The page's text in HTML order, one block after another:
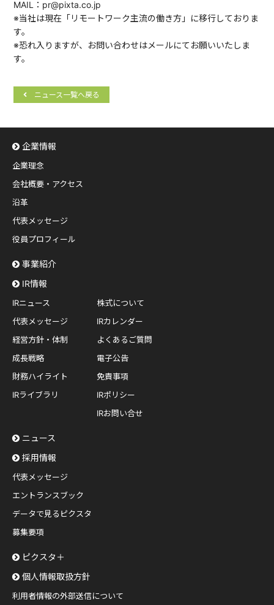
MAIL：pr@pixta.co.jp
※当社は現在「リモートワーク主流の働き方」に移行しておりま
す。
※恐れ入りますが、お問い合わせはメールにてお願いいたしま
す。
ニュース一覧へ戻る
企業情報
企業理念
会社概要・アクセス
沿革
代表メッセージ
役員プロフィール
事業紹介
IR情報
IRニュース
代表メッセージ
経営方針・体制
成長戦略
財務ハイライト
IRライブラリ
株式について
IRカレンダー
よくあるご質問
電子公告
免責事項
IRポリシー
IRお問い合せ
ニュース
採用情報
代表メッセージ
エントランスブック
データで見るピクスタ
募集要項
ピクスタ＋
個人情報取扱方針
利用者情報の外部送信について